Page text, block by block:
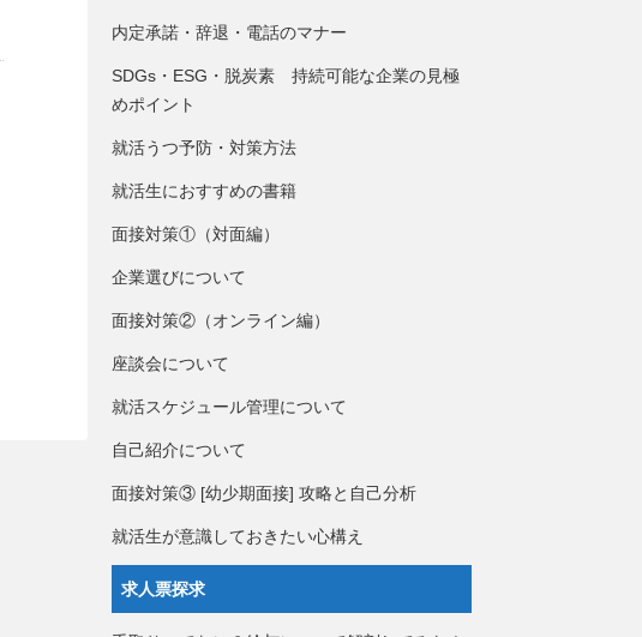
内定承諾・辞退・電話のマナー
SDGs・ESG・脱炭素 持続可能な企業の見極
めポイント
就活うつ予防・対策方法
就活生におすすめの書籍
面接対策①（対面編）
企業選びについて
面接対策②（オンライン編）
座談会について
就活スケジュール管理について
自己紹介について
面接対策③ [幼少期面接] 攻略と自己分析
就活生が意識しておきたい心構え
求人票探求